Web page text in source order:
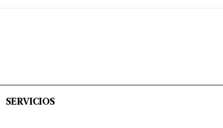
SERVICIOS